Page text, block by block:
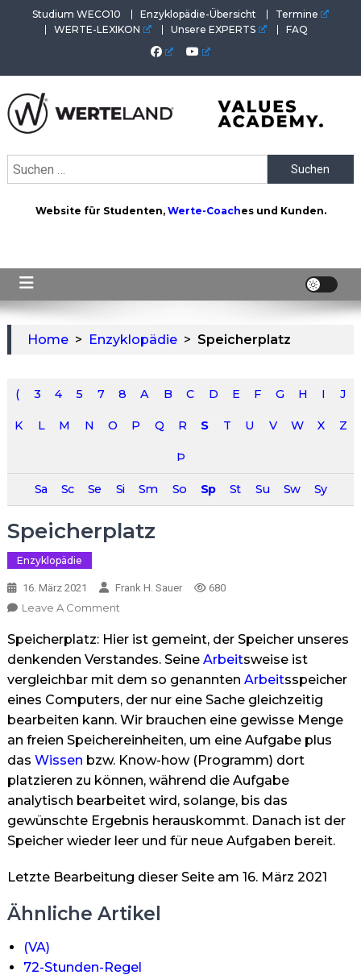
Studium WECO10 Enzyklopädie-Übersicht
Termine
WERTE-LEXIKON
Unsere EXPERTS FAQ
Akademie. Wertvolles für Werte-Coaches.
Suchen
nach:
Website für Studenten, Werte-Coaches und Kunden.
Home > Enzyklopädie > Speicherplatz
( 3 4 5 7 8 A B C D E F G H I J
K L M N O P Q R S T U V W X Z
Þ
Sa Sc Se Si Sm So Sp St Su Sw Sy
Speicherplatz
Enzyklopädie
16. März 2021 Frank H. Sauer 680
Leave A CommentOn
Speicherplatz: Hier ist gemeint, der Speicher unseres
denkenden Verstandes. Seine Arbeitsweise ist
vergleichbar mit dem so genannten Arbeitsspeicher
eines Computers, der nur eine Sache gleichzeitig
bearbeiten kann. Wir brauchen eine gewisse Menge
an freien Speichereinheiten, um eine Aufgabe plus
das Wissen bzw. Know-how (Programm) dort
platzieren zu können, während die Aufgabe
analytisch bearbeitet wird, solange, bis das
gewünschte Ergebnis herauskommt. Danach ist der
Speicher wieder leer und für neue Aufgaben bereit.
Letzte Bearbeitung dieser Seite am 16. März 2021
Ähnliche Artikel
(VA)
72-Stunden-Regel